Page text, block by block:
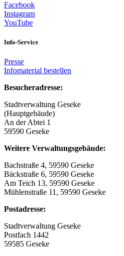
Facebook
Instagram
YouTube
Info-Service
Presse
Infomaterial bestellen
Besucheradresse:
Stadtverwaltung Geseke
(Hauptgebäude)
An der Abtei 1
59590 Geseke
Weitere Verwaltungsgebäude:
Bachstraße 4, 59590 Geseke
Bäckstraße 6, 59590 Geseke
Am Teich 13, 59590 Geseke
Mühlenstraße 11, 59590 Geseke
Postadresse:
Stadtverwaltung Geseke
Postfach 1442
59585 Geseke